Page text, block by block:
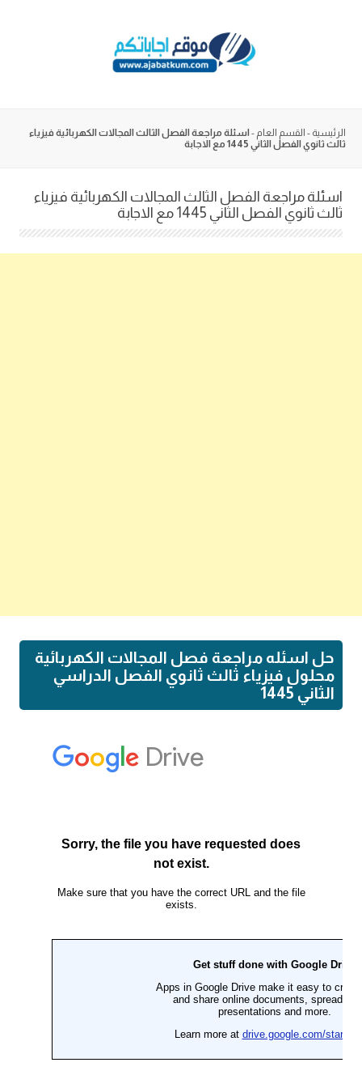
الرئيسية - القسم العام - اسئلة مراجعة الفصل الثالث المجالات الكهربائية فيزياء
ثالث ثانوي الفصل الثاني 1445 مع الاجابة
اسئلة مراجعة الفصل الثالث المجالات الكهربائية فيزياء
ثالث ثانوي الفصل الثاني 1445 مع الاجابة
حل اسئله مراجعة فصل المجالات الكهربائية
محلول فيزياء ثالث ثانوي الفصل الدراسي
الثاني 1445